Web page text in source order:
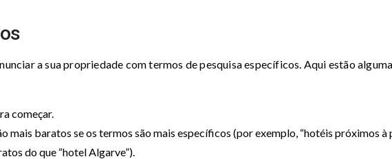
a sua propriedade com termos de pesquisa específicos. Aqui estão
começar.
mais baratos se os termos são mais específicos (por exemplo, “hotéis próximos à
do que “hotel Algarve”).